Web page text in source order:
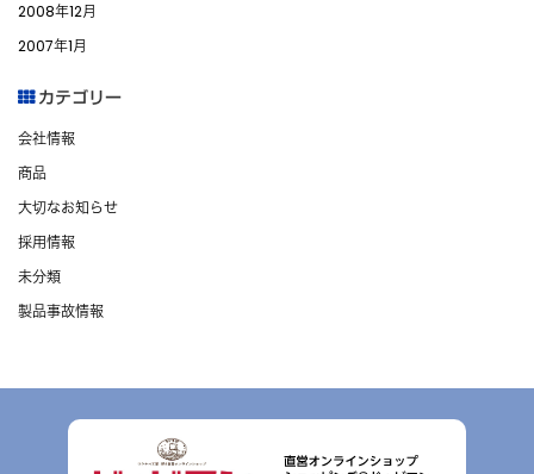
2008年12月
2007年1月
カテゴリー
会社情報
商品
大切なお知らせ
採用情報
未分類
製品事故情報